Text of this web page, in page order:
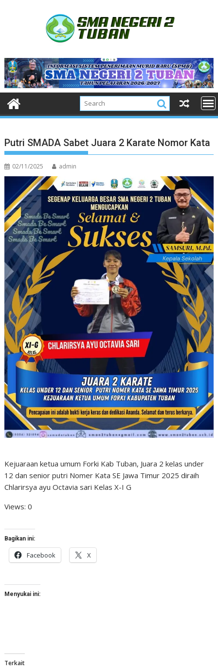
Putri SMADA Sabet Juara 2 Karate Nomor Kata
02/11/2025 admin
Kejuaraan ketua umum Forki Kab Tuban, Juara 2 kelas under
12 dan senior putri Nomer Kata SE Jawa Timur 2025 diraih
Chlarirsya ayu Octavia sari Kelas X-I G
Views: 0
Bagikan ini:
Facebook X
Menyukai ini:
Terkait